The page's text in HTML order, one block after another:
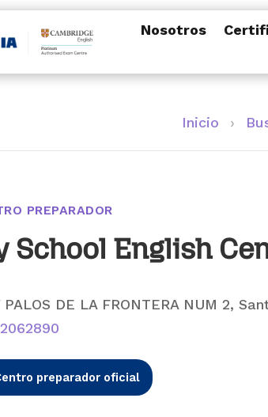
Nosotros
Inicio ›
PREPARADOR
School English
PALOS DE LA FRONTERA NUM 2,
preparador oficial